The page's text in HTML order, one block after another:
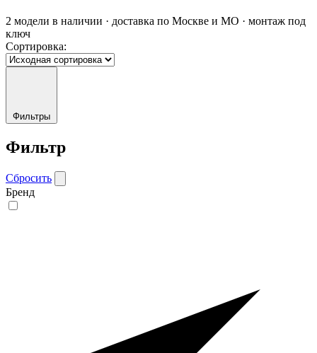
2 модели в наличии · доставка по Москве и МО · монтаж под
ключ
Сортировка:
Фильтры
Фильтр
Сбросить
Бренд